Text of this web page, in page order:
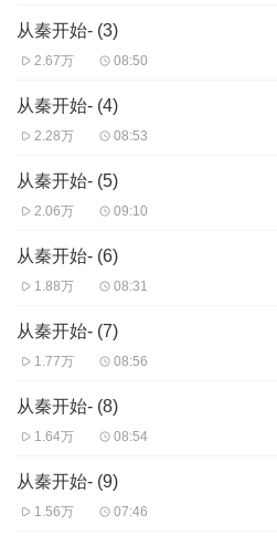
目前的免费试听部分谨慎选择是否继
从秦开始- (3)
2.67万 08:50
从秦开始- (4)
2.28万 08:53
从秦开始- (5)
2.06万 09:10
从秦开始- (6)
1.88万 08:31
从秦开始- (7)
1.77万 08:56
从秦开始- (8)
1.64万 08:54
从秦开始- (9)
1.56万 07:46